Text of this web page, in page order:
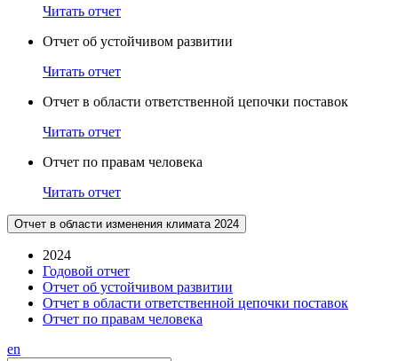
Читать отчет
Отчет об устойчивом развитии
Читать отчет
Отчет в области ответственной цепочки поставок
Читать отчет
Отчет по правам человека
Читать отчет
Отчет в области изменения климата 2024
2024
Годовой отчет
Отчет об устойчивом развитии
Отчет в области ответственной цепочки поставок
Отчет по правам человека
en